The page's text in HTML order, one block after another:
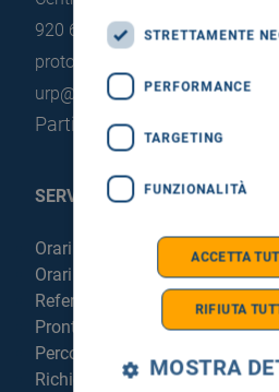
920 663
protocollo@pec.hsrgiglio.it
urp@hsrgiglio.it
Partita IVA: 05205490823
SERVIZI AL PAZIENTE
Orari sportelli
Orari visite
Referti online
Pronto Soccorso
Percorso chirurgico live
Richiedi la cartella clinica
STRETTAMENTE
PERFORMANCE
TARGETING
FUNZIONALITÀ
ACCETTA
RIFIUTA
MOSTRA